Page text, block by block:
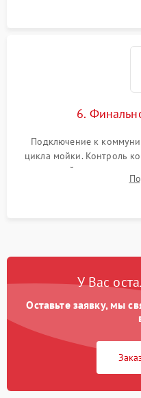
6.
Подключение к
цикла мойки. Контроль
до нужной температуры,
штатного слива и
У Вас
Оставьте заявку, мы